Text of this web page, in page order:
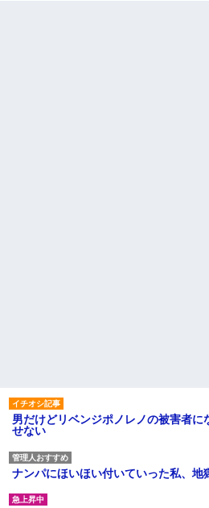
男だけどリベンジポノレノの被害者に
せない
ナンパにほいほい付いていった私、地